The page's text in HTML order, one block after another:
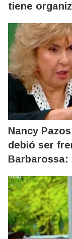
tiene
Nancy
debió ser
Barbarossa: